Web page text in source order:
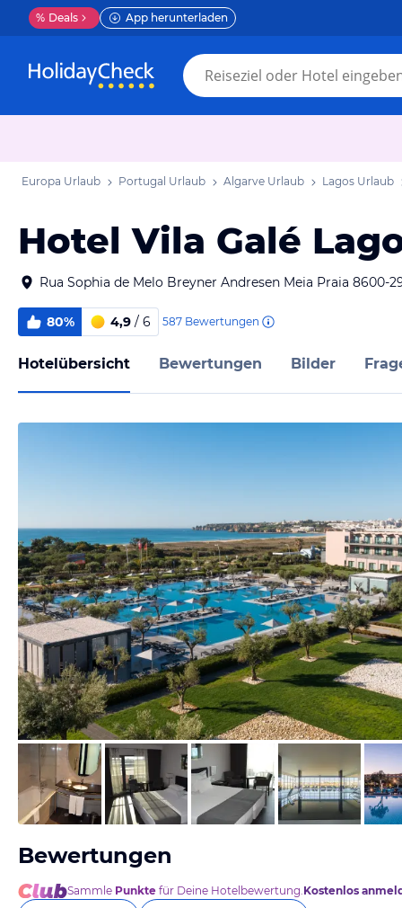
% Deals App herunterladen
Europa Urlaub Portugal Urlaub Algarve Urlaub Lagos Urlaub
Hotel Vila Galé
Rua Sophia de Melo Breyner Andresen Meia Praia 8600-
80% 4,9 / 6 587 Bewertungen
Hotelübersicht Bewertungen Bilder
vom Hotelier, April 2017
Bewertungen
Sammle Punkte für Deine Hotelbewertung.Kostenlos